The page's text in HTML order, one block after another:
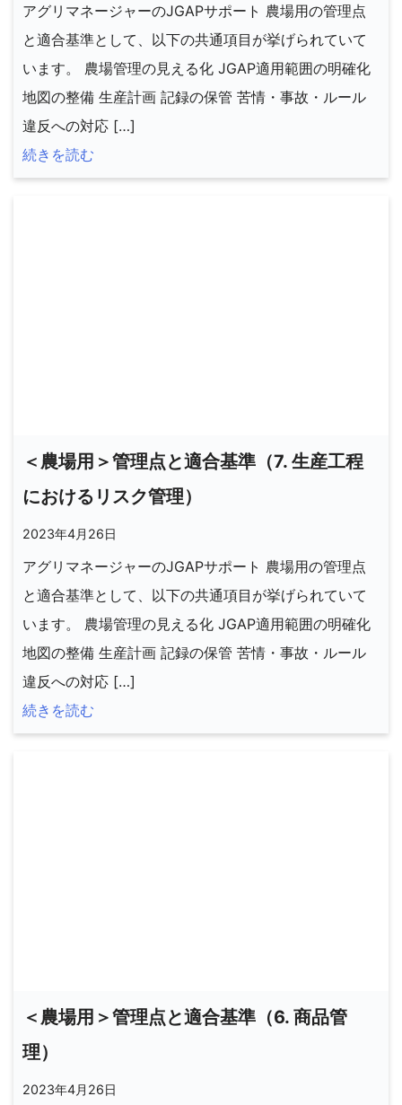
アグリマネージャーのJGAPサポート 農場用の管理点
と適合基準として、以下の共通項目が挙げられていて
います。 農場管理の見える化 JGAP適用範囲の明確化
地図の整備 生産計画 記録の保管 苦情・事故・ルール
違反への対応 […]
続きを読む
＜農場用＞管理点と適合基準（7. 生産工程
におけるリスク管理）
2023年4月26日
アグリマネージャーのJGAPサポート 農場用の管理点
と適合基準として、以下の共通項目が挙げられていて
います。 農場管理の見える化 JGAP適用範囲の明確化
地図の整備 生産計画 記録の保管 苦情・事故・ルール
違反への対応 […]
続きを読む
＜農場用＞管理点と適合基準（6. 商品管
理）
2023年4月26日